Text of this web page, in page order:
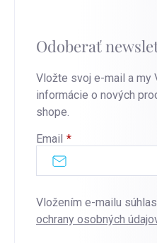
Odoberať
Vložte svoj e-mail a my
informácie o nových
shope.
Email
Vložením e-mailu
ochrany osobných